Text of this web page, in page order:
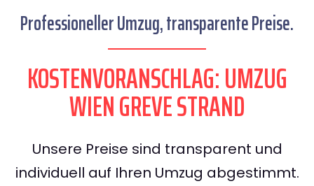
Professioneller Umzug, transparente Preise.
KOSTENVORANSCHLAG: UMZUG
WIEN GREVE STRAND
Unsere Preise sind transparent und
individuell auf Ihren Umzug abgestimmt.